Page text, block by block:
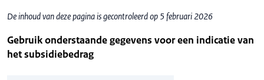
De inhoud van deze pagina is gecontroleerd op 5 februari 2026
Gebruik onderstaande gegevens voor een indicatie van
het subsidiebedrag